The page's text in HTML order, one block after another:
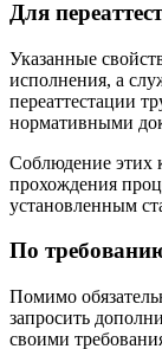
Для
Указанные
исполнения, а
переаттестации
нормативными
Соблюдение этих
прохождения
установленным
По
Помимо
запросить
своими